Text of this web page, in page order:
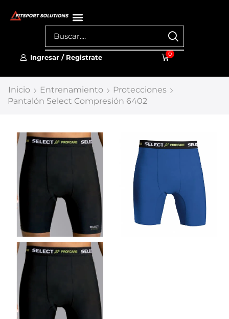
Ingresar / Registrate 0
Inicio Entrenamiento
Protecciones
Pantalón Select Compresión 6402